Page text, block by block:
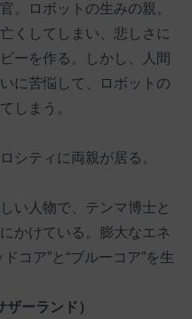
。ロボットの生みの親。
くしてしまい、悲しさに
ーを作る。しかし、人間
に苦悩して、ロボットの
しまう。
シティに両親が居る。
い人物で、テンマ博士と
かけている。膨大なエネ
コア”と“ブルーコア”を生
ーランド）